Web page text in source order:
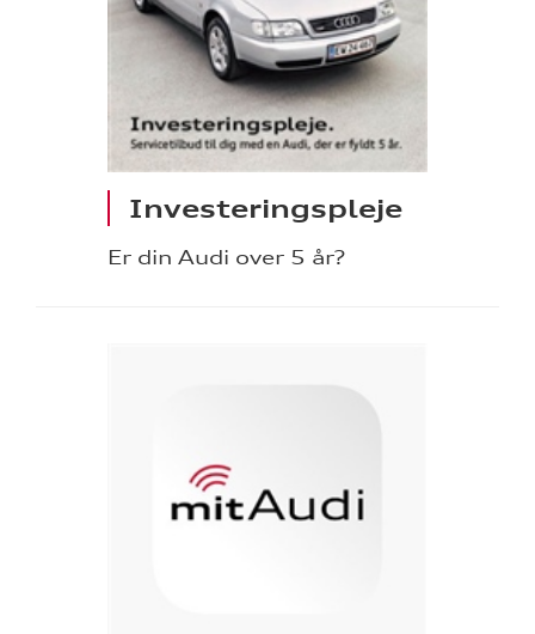
Investeringspleje
Er din Audi over 5 år?